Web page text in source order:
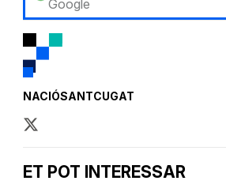
Google
NACIÓSANTCUGAT
ET POT INTERESSAR